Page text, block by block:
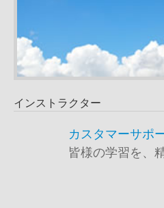
インストラクター
カスタマーサポ
皆様の学習を、